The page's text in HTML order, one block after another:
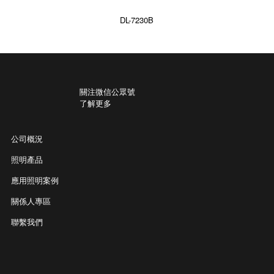
DL-7230B
關注微信公眾號
了解更多
公司概況
照明產品
應用照明案例
關係人專區
聯繫我們